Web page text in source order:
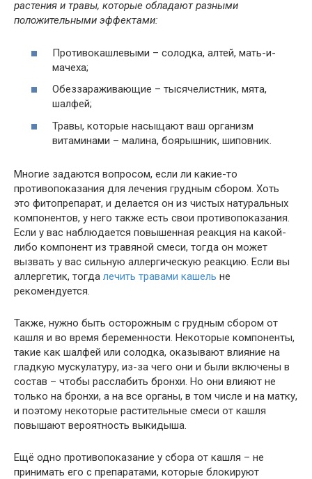
растения и травы, которые обладают разными
положительными эффектами:
Противокашлевыми – солодка, алтей, мать-и-
мачеха;
Обеззараживающие – тысячелистник, мята,
шалфей;
Травы, которые насыщают ваш организм
витаминами – малина, боярышник, шиповник.
Многие задаются вопросом, если ли какие-то
противопоказания для лечения грудным сбором. Хоть
это фитопрепарат, и делается он из чистых натуральных
компонентов, у него также есть свои противопоказания.
Если у вас наблюдается повышенная реакция на какой-
либо компонент из травяной смеси, тогда он может
вызвать у вас сильную аллергическую реакцию. Если вы
аллергетик, тогда лечить травами кашель не
рекомендуется.
Также, нужно быть осторожным с грудным сбором от
кашля и во время беременности. Некоторые компоненты,
такие как шалфей или солодка, оказывают влияние на
гладкую мускулатуру, из-за чего они и были включены в
состав – чтобы расслабить бронхи. Но они влияют не
только на бронхи, а на все органы, в том числе и на матку,
и поэтому некоторые растительные смеси от кашля
повышают вероятность выкидыша.
Ещё одно противопоказание у сбора от кашля – не
принимать его с препаратами, которые блокируют